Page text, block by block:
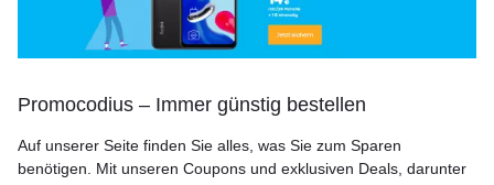
Promocodius – Immer günstig bestellen
Auf unserer Seite finden Sie alles, was Sie zum Sparen
benötigen. Mit unseren Coupons und exklusiven Deals, darunter